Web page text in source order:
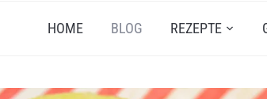
HOME BLOG REZEPTE